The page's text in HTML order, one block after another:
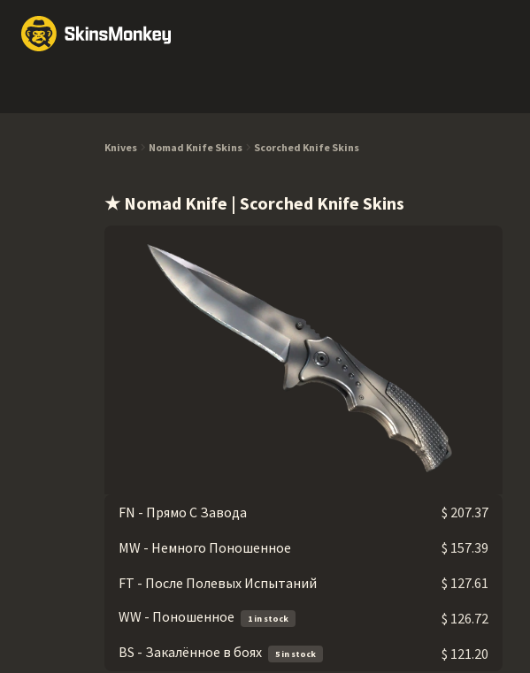
Knives Nomad Knife Skins Scorched Knife Skins
★ Nomad Knife | Scorched Knife Skins
FN - Прямо С Завода
$ 207.37
MW - Немного Поношенное
$ 157.39
FT - После Полевых Испытаний
$ 127.61
WW - Поношенное
1 in stock
$ 126.72
BS - Закалённое в боях
5 in stock $ 121.20